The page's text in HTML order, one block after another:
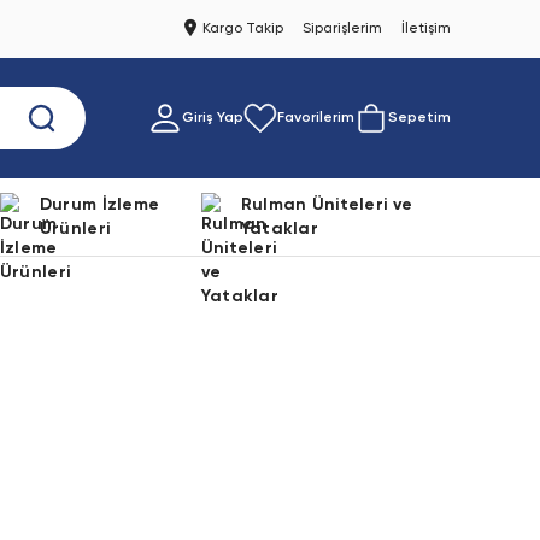
Kargo Takip Siparişlerim İletişim
Giriş Yap Favorilerim Sepetim
Durum İzleme
Ürünleri
Rulman Üniteleri ve
Yataklar